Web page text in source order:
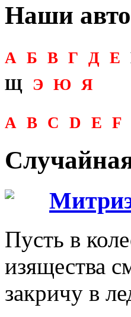
Наши
А Б В Г Д Е
Щ
Э Ю Я
A B C D E F
Пусть в
изящества
закричу в